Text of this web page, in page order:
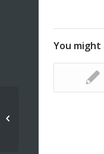
You might
✎
